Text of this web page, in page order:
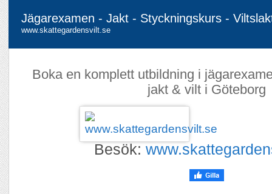
Jägarexamen - Jakt - Styckningskurs -
www.skattegardensvilt.se
Boka en komplett utbildning i
jakt & vilt i Göteborg
Besök: